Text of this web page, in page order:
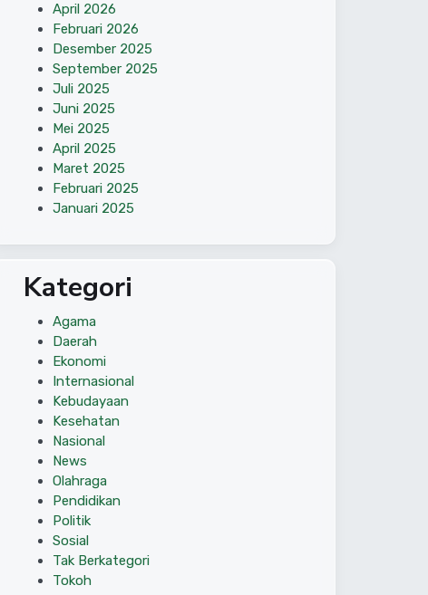
April 2026
Februari 2026
Desember 2025
September 2025
Juli 2025
Juni 2025
Mei 2025
April 2025
Maret 2025
Februari 2025
Januari 2025
Kategori
Agama
Daerah
Ekonomi
Internasional
Kebudayaan
Kesehatan
Nasional
News
Olahraga
Pendidikan
Politik
Sosial
Tak Berkategori
Tokoh